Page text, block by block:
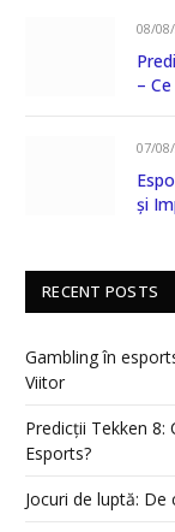
08/
–
07/
și
RECENT POSTS
Gambling în
Viitor
Predicții Tekken 8:
Esports?
Jocuri de luptă: